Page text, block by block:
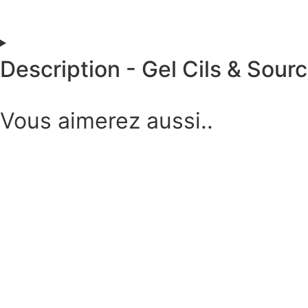
Description - Gel Cils &
Vous aimerez aussi..